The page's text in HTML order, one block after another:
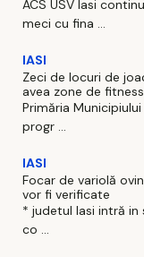
ACS USV Iasi
meci cu fina ...
IASI
Zeci de locuri de
avea zone de fitness
Primăria
progr ...
IASI
Focar de variolă
vor fi verificate
* judetul Iasi intră
co ...